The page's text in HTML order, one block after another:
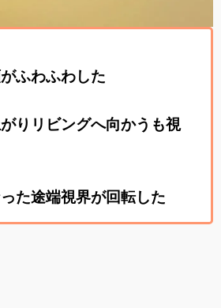
ふわふわした
りリビングへ向かうも視
た途端視界が回転した